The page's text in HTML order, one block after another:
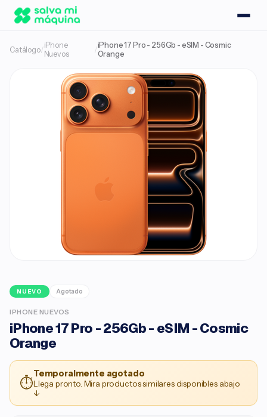
Catálogo/ iPhone
Nuevos
/iPhone 17 Pro - 256Gb - eSIM - Cosmic
Orange
NUEVO Agotado
IPHONE NUEVOS
iPhone 17 Pro - 256Gb - eSIM - Cosmic
Orange
⏱
Temporalmente agotado
Llega pronto. Mira productos similares disponibles abajo
↓